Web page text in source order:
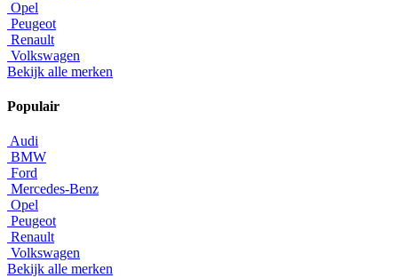
Opel
Peugeot
Renault
Volkswagen
Bekijk alle merken
Populair
Audi
BMW
Ford
Mercedes-Benz
Opel
Peugeot
Renault
Volkswagen
Bekijk alle merken